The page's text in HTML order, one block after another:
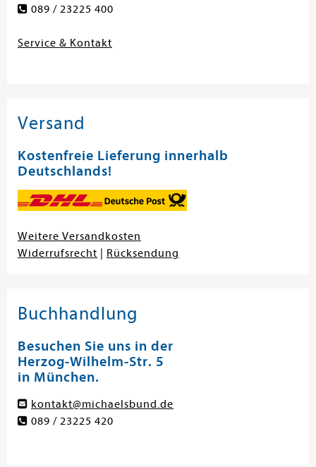
089 / 23225 400
Service & Kontakt
Versand
Kostenfreie Lieferung innerhalb
Deutschlands!
Weitere Versandkosten
Widerrufsrecht
Rücksendung
Buchhandlung
Besuchen Sie uns in der
Herzog-Wilhelm-Str. 5
in München.
kontakt@michaelsbund.de
089 / 23225 420